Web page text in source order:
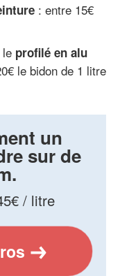
: entre 15€
profilé en alu
le bidon de 1 litre
un
sur de
/ litre